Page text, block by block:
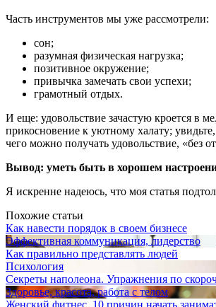
Часть инструментов мы уже рассмотрели:
сон;
разумная физическая нагрузка;
позитивное окружение;
привычка замечать свои успехи;
грамотный отдых.
И еще: удовольствие зачастую кроется в
прикосновение к уютному халату;
чего можно получать удовольствие, «без
Вывод: уметь быть в хорошем
Я искренне надеюсь, что моя статья
Похожие статьи
Как навести порядок в своем бизнесе
Эффективная коммуникация, лидерство
Как правильно представлять людей
Психология
Секреты наполеона. Упражнения по
Здоровье, красота, работа с телом